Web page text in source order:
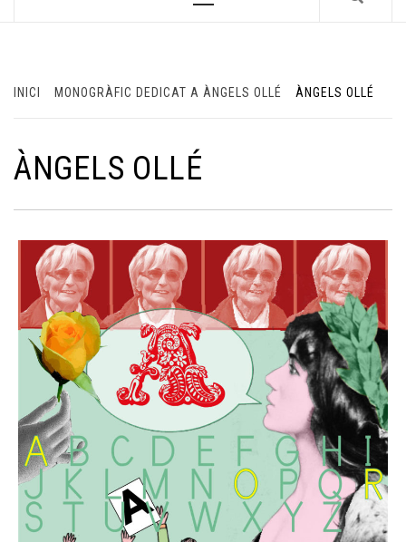
Menu
INICI MONOGRÀFIC DEDICAT A ÀNGELS OLLÉ ÀNGELS OLLÉ
ÀNGELS OLLÉ